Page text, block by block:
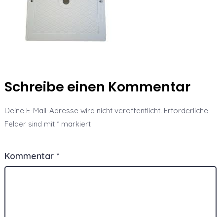
Schreibe einen Kommentar
Deine E-Mail-Adresse wird nicht veröffentlicht. Erforderliche
Felder sind mit* markiert
Kommentar *